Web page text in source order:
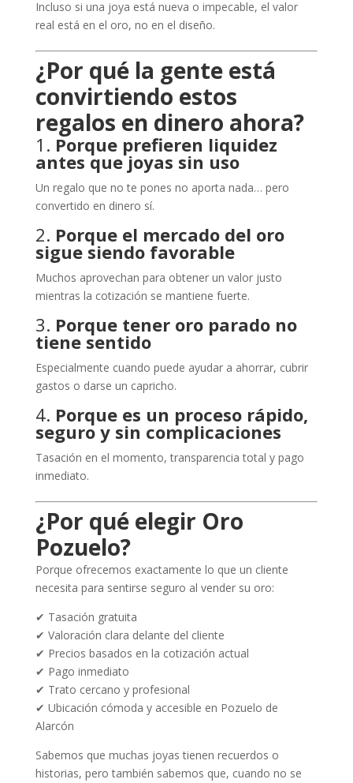
Incluso si una joya está nueva o impecable, el valor
real está en el oro, no en el diseño.
¿Por qué la gente está
convirtiendo estos
regalos en dinero ahora?
1. Porque prefieren liquidez
antes que joyas sin uso
Un regalo que no te pones no aporta nada… pero
convertido en dinero sí.
2. Porque el mercado del oro
sigue siendo favorable
Muchos aprovechan para obtener un valor justo
mientras la cotización se mantiene fuerte.
3. Porque tener oro parado no
tiene sentido
Especialmente cuando puede ayudar a ahorrar, cubrir
gastos o darse un capricho.
4. Porque es un proceso rápido,
seguro y sin complicaciones
Tasación en el momento, transparencia total y pago
inmediato.
¿Por qué elegir Oro
Pozuelo?
Porque ofrecemos exactamente lo que un cliente
necesita para sentirse seguro al vender su oro:
✔ Tasación gratuita
✔ Valoración clara delante del cliente
✔ Precios basados en la cotización actual
✔ Pago inmediato
✔ Trato cercano y profesional
✔ Ubicación cómoda y accesible en Pozuelo de
Alarcón
Sabemos que muchas joyas tienen recuerdos o
historias, pero también sabemos que, cuando no se